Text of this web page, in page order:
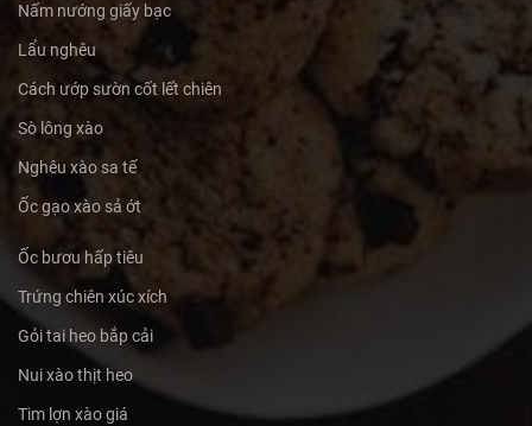
Nấm nướng giấy bạc
Lẩu nghêu
Cách ướp sườn cốt lết chiên
Sò lông xào
Nghêu xào sa tế
Ốc gạo xào sả ớt
Ốc bươu hấp tiêu
Trứng chiên xúc xích
Gỏi tai heo bắp cải
Nui xào thịt heo
Tim lợn xào giá